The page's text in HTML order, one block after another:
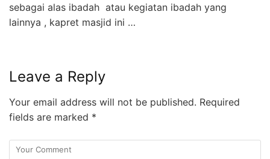
sebagai alas ibadah atau kegiatan ibadah yang
lainnya , kapret masjid ini …
Leave a Reply
Your email address will not be published. Required
fields are marked *